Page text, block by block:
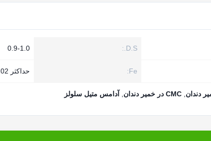
D.S.:
0.9-1.0
Fe: حداکثر 0.02
CMC در خمیر دندان آدامس متیل سلولز